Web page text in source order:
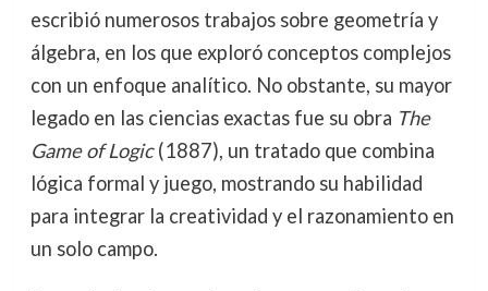
escribió numerosos trabajos sobre geometría y
álgebra, en los que exploró conceptos complejos
con un enfoque analítico. No obstante, su mayor
legado en las ciencias exactas fue su obra The
Game of Logic(1887), un tratado que combina
lógica formal y juego, mostrando su habilidad
para integrar la creatividad y el razonamiento en
un solo campo.